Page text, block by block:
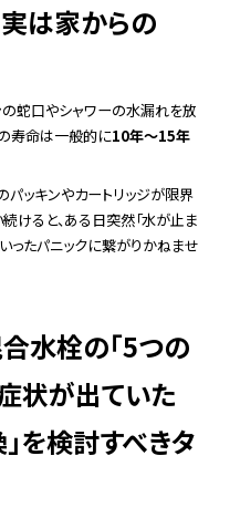
実は家からの
の蛇口やシャワーの水漏れを放
寿命は一般的に10年〜15年
パッキンやカートリッジが限界
けると、ある日突然「水が止ま
いったパニックに繋がりかねませ
水栓の「5つの
状が出ていた
」を検討すべきタ